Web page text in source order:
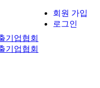
회원 가입
로그인